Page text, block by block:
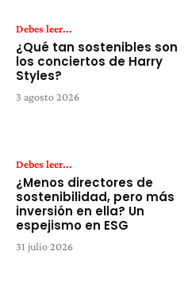
Debes leer...
¿Qué tan sostenibles son
los conciertos de Harry
Styles?
3 agosto 2026
Debes leer...
¿Menos directores de
sostenibilidad, pero más
inversión en ella? Un
espejismo en ESG
31 julio 2026